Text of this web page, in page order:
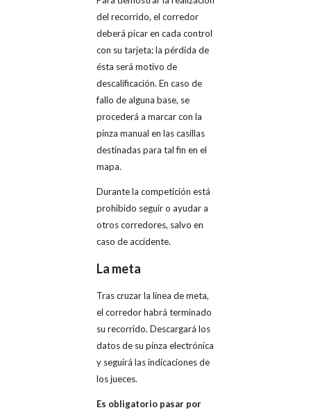
del recorrido, el corredor
deberá picar en cada control
con su tarjeta; la pérdida de
ésta será motivo de
descalificación. En caso de
fallo de alguna base, se
procederá a marcar con la
pinza manual en las casillas
destinadas para tal fin en el
mapa.
Durante la competición está
prohibido seguir o ayudar a
otros corredores, salvo en
caso de accidente.
La meta
Tras cruzar la línea de meta,
el corredor habrá terminado
su recorrido. Descargará los
datos de su pinza electrónica
y seguirá las indicaciones de
los jueces.
Es obligatorio pasar por